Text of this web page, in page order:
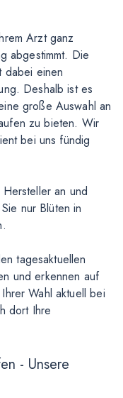
Arzt ganz
abgestimmt. Die
dabei einen
Deshalb ist es
große Auswahl an
zu bieten. Wir
bei uns fündig
an und
nur Blüten in
tagesaktuellen
und erkennen auf
Wahl aktuell bei
dort Ihre
- Unsere